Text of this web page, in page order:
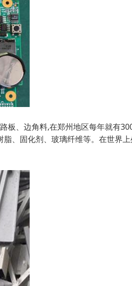
板、边角料,在郑州地区每年就有
、固化剂、玻璃纤维等。在世界